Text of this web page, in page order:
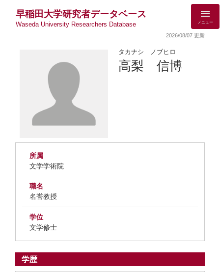
早稲田大学研究者データベース
Waseda University Researchers Database メニュー
2026/08/07 更新
タカナシ ノブヒロ
高梨 信博
所属
文学学術院
職名
名誉教授
学位
文学修士
学歴